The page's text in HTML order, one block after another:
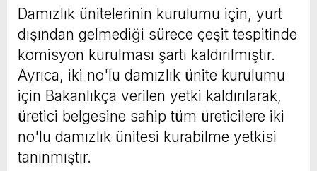
Damızlık ünitelerinin kurulumu için, yurt
dışından gelmediği sürece çeşit tespitinde
komisyon kurulması şartı kaldırılmıştır.
Ayrıca, iki no'lu damızlık ünite kurulumu
için Bakanlıkça verilen yetki kaldırılarak,
üretici belgesine sahip tüm üreticilere iki
no'lu damızlık ünitesi kurabilme yetkisi
tanınmıştır.